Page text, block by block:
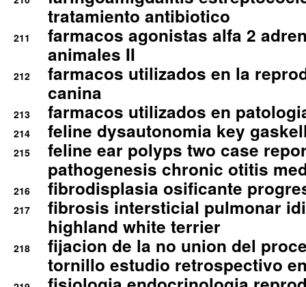
tratamiento antibiotico
211
farmacos agonistas alfa 2
animales II
212
farmacos utilizados en la
canina
213 farmacos utilizados en
214 feline dysautonomia key
215
feline ear polyps two case
pathogenesis chronic otitis
216 fibrodisplasia osificante
217
fibrosis intersticial pulmonar
highland white terrier
218
fijacion de la no union del
tornillo estudio retrospectivo